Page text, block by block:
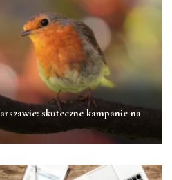
skuteczne kampanie na